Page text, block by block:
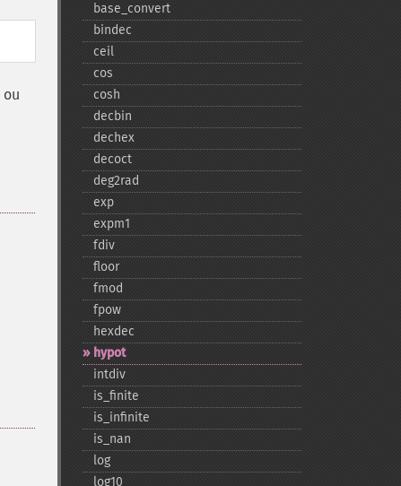
ou
base_​convert
bindec
ceil
cos
cosh
decbin
dechex
decoct
deg2rad
exp
expm1
fdiv
floor
fmod
fpow
hexdec
hypot
intdiv
is_​finite
is_​infinite
is_​nan
log
log10